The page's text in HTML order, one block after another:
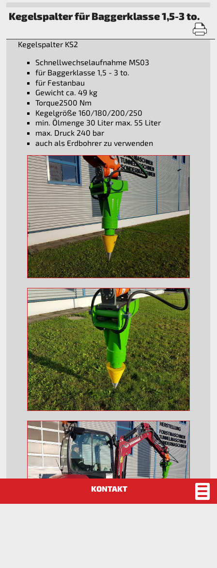
Kegelspalter für Baggerklasse 1,5-3 to.
Kegelspalter KS2
Schnellwechselaufnahme MS03
für Baggerklasse 1,5 - 3 to.
für Festanbau
Gewicht ca. 49 kg
Torque2500 Nm
Kegelgröße 160/180/200/250
min. Ölmenge 30 Liter max. 55 Liter
max. Druck 240 bar
auch als Erdbohrer zu verwenden